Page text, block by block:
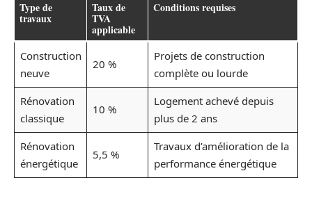
Type de
travaux
Taux de
TVA
applicable
Conditions requises
Construction
neuve
20 %
Projets de construction
complète ou lourde
Rénovation
classique
10 %
Logement achevé depuis
plus de 2 ans
Rénovation
énergétique
5,5 %
Travaux d’amélioration de la
performance énergétique